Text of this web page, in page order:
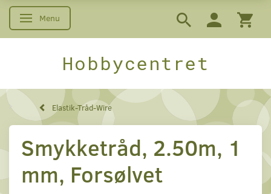
Skifte navigation
Menu
Hobbycentret
Elastik-Tråd-Wire
Smykketråd, 2.50m, 1
mm, Forsølvet